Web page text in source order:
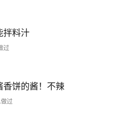
拌料汁
过
香饼的酱！不辣
过